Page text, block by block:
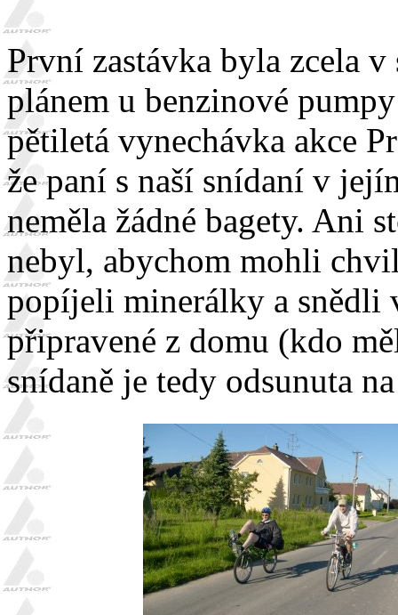
První zastávka byla zcela
plánem u benzinové
pětiletá vynechávka akce
že paní s naší snídaní v
neměla žádné bagety. Ani
nebyl, abychom mohli
popíjeli minerálky a snědli
připravené z domu (kdo
snídaně je tedy odsunuta